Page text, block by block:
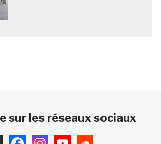
sur les réseaux sociaux